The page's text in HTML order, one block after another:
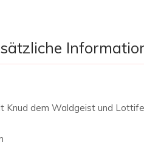
dem Waldgeist und